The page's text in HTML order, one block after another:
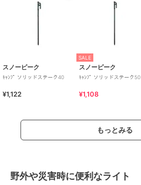
スノーピーク
ｷｬﾝﾌﾟ ソリッドステーク40
¥1,122
SALE
スノーピーク
ｷｬﾝﾌﾟ ソリッドステーク50
¥1,108
もっとみる
野外や災害時に便利なライト